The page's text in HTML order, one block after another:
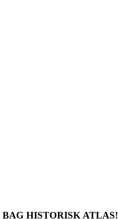
HISTORISK ATLAS!